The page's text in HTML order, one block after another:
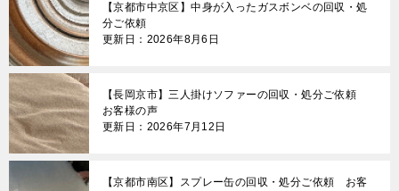
【京都市中京区】中身が入ったガスボンベの回収・処
分ご依頼
更新日：2026年8月6日
【長岡京市】三人掛けソファーの回収・処分ご依頼
お客様の声
更新日：2026年7月12日
【京都市南区】スプレー缶の回収・処分ご依頼 お客